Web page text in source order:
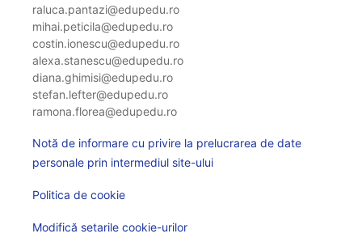
raluca.pantazi@edupedu.ro
mihai.peticila@edupedu.ro
costin.ionescu@edupedu.ro
alexa.stanescu@edupedu.ro
diana.ghimisi@edupedu.ro
stefan.lefter@edupedu.ro
ramona.florea@edupedu.ro
Notă de informare cu privire la prelucrarea de date
personale prin intermediul site-ului
Politica de cookie
Modifică setarile cookie-urilor